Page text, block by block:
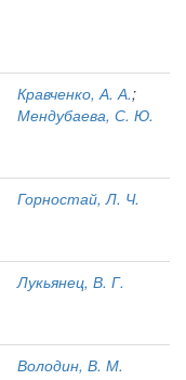
Кравченко, А. А.;
Мендубаева, С. Ю.
Горностай, Л. Ч.
Лукьянец, В. Г.
Володин, В. М.